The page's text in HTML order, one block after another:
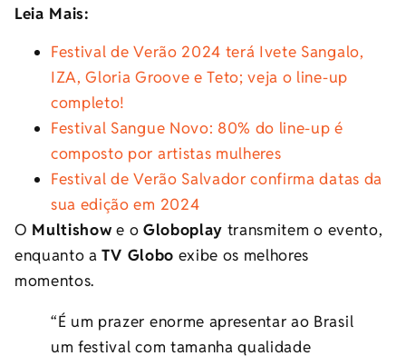
Leia Mais:
Festival de Verão 2024 terá Ivete Sangalo,
IZA, Gloria Groove e Teto; veja o line-up
completo!
Festival Sangue Novo: 80% do line-up é
composto por artistas mulheres
Festival de Verão Salvador confirma datas da
sua edição em 2024
O Multishow e o Globoplay transmitem o evento,
enquanto aTV Globo exibe os melhores
momentos.
“É um prazer enorme apresentar ao Brasil
um festival com tamanha qualidade